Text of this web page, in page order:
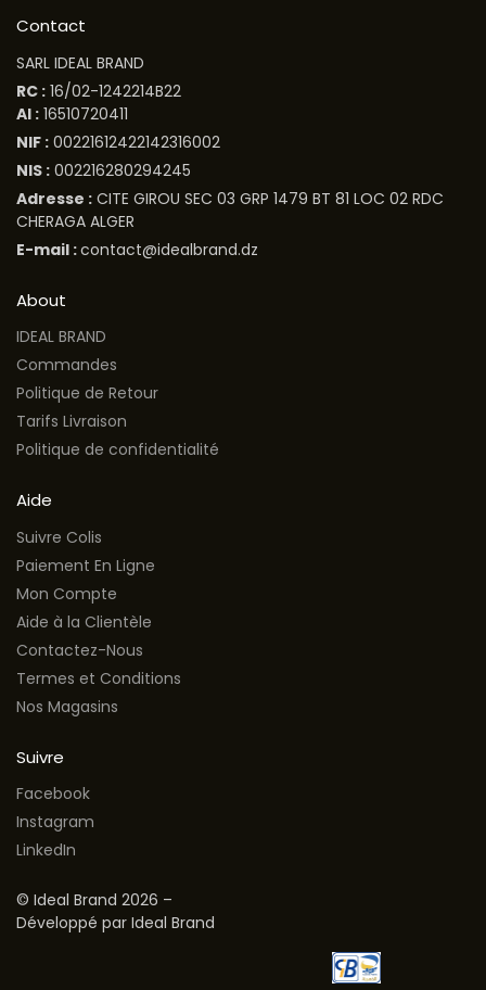
Contact
SARL IDEAL BRAND
RC : 16/02-1242214B22
AI : 16510720411
NIF : 00221612422142316002
NIS : 002216280294245
Adresse : CITE GIROU SEC 03 GRP 1479 BT 81 LOC 02 RDC
CHERAGA ALGER
E-mail :contact@idealbrand.dz
About
IDEAL BRAND
Commandes
Politique de Retour
Tarifs Livraison
Politique de confidentialité
Aide
Suivre Colis
Paiement En Ligne
Mon Compte
Aide à la Clientèle
Contactez-Nous
Termes et Conditions
Nos Magasins
Suivre
Facebook
Instagram
LinkedIn
© Ideal Brand 2026 –
Développé par Ideal Brand